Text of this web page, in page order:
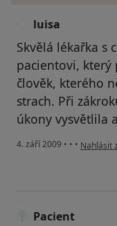
luisa
Skvělá lékařka s
pacientovi, který
člověk, kterého
strach. Při
úkony vysvětlila
4. září 2009 • • • podle
Nahlásit
Pacient